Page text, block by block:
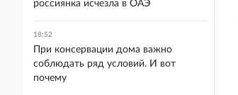
россиянка исчезла в ОАЭ
18:52
При консервации дома важно
соблюдать ряд условий. И вот
почему